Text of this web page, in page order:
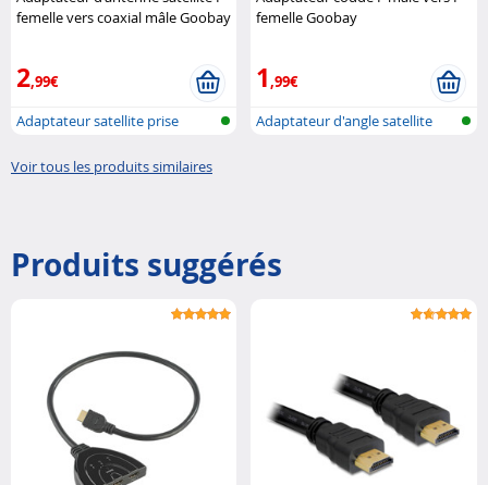
femelle vers coaxial mâle Goobay
2,99€
Adaptateur satellite prise
femelle Goobay
1,99€
Adaptateur d'angle satellite
Voir tous les produits similaires
Produits suggérés